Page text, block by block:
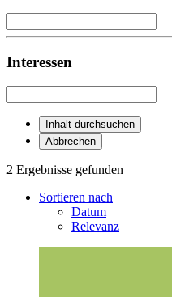
Interessen
Inhalt durchsuchen
Abbrechen
2 Ergebnisse gefunden
Sortieren nach
Datum
Relevanz